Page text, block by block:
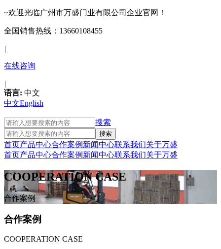
~欢迎光临广州市万盛门业有限公司企业官网！
全国销售热线：13660108455
|
在线咨询
|
语言: 中文
中文English
搜索
首页产品中心合作案例 新闻中心联系我们关于万盛
首页产品中心合作案例 新闻中心联系我们关于万盛
COOPERATION CASE
合作案例
合作案例
COOPERATION CASE